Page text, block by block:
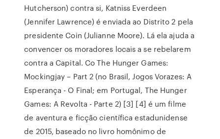
Hutcherson) contra si, Katniss Everdeen
(Jennifer Lawrence) é enviada ao Distrito 2 pela
presidente Coin (Julianne Moore). Lá ela ajuda a
convencer os moradores locais a se rebelarem
contra a Capital. Co The Hunger Games:
Mockingjay – Part 2 (no Brasil, Jogos Vorazes: A
Esperança - O Final; em Portugal, The Hunger
Games: A Revolta - Parte 2) [3] [4] é um filme
de aventura e ficção científica estadunidense
de 2015, baseado no livro homônimo de